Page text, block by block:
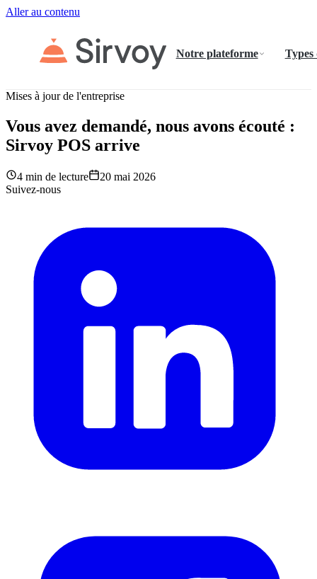
Aller au contenu
Notre plateforme Types
Mises à jour de l'entreprise
Vous avez demandé, nous avons écouté :
Sirvoy POS arrive
4 min de lecture
20 mai 2026
Suivez-nous